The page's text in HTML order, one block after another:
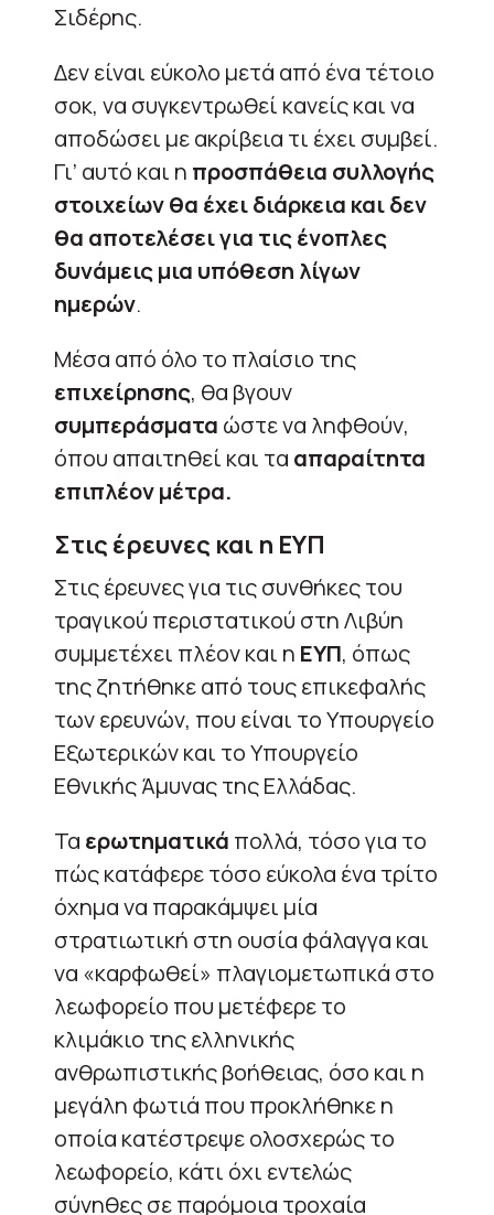
Σιδέρης.
Δεν είναι εύκολο μετά από ένα τέτοιο
σοκ, να συγκεντρωθεί κανείς και να
αποδώσει με ακρίβεια τι έχει συμβεί.
Γι’ αυτό και η προσπάθεια συλλογής
στοιχείων θα έχει διάρκεια και δεν
θα αποτελέσει για τις ένοπλες
δυνάμεις μια υπόθεση λίγων
ημερών.
Μέσα από όλο το πλαίσιο της
επιχείρησης, θα βγουν
συμπεράσματα ώστε να ληφθούν,
όπου απαιτηθεί και τα απαραίτητα
επιπλέον μέτρα.
Στις έρευνες και η ΕΥΠ
Στις έρευνες για τις συνθήκες του
τραγικού περιστατικού στη Λιβύη
συμμετέχει πλέον και η ΕΥΠ, όπως
της ζητήθηκε από τους επικεφαλής
των ερευνών, που είναι το Υπουργείο
Εξωτερικών και το Υπουργείο
Εθνικής Άμυνας της Ελλάδας.
Τα ερωτηματικά πολλά, τόσο για το
πώς κατάφερε τόσο εύκολα ένα τρίτο
όχημα να παρακάμψει μία
στρατιωτική στη ουσία φάλαγγα και
να «καρφωθεί» πλαγιομετωπικά στο
λεωφορείο που μετέφερε το
κλιμάκιο της ελληνικής
ανθρωπιστικής βοήθειας, όσο και η
μεγάλη φωτιά που προκλήθηκε η
οποία κατέστρεψε ολοσχερώς το
λεωφορείο, κάτι όχι εντελώς
σύνηθες σε παρόμοια τροχαία